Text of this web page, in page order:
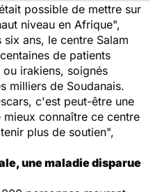
possible de mettre sur
niveau en Afrique",
ans, le centre Salam
de patients
irakiens, soignés
milliers de Soudanais.
c'est peut-être une
connaître ce centre
plus de soutien",
une maladie disparue